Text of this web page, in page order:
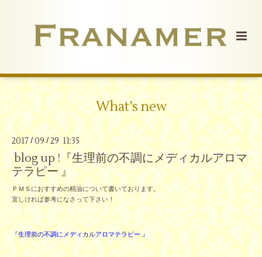
What's new
2017/09 /29 11:35
blog up !『生理前の不調にメディカルアロマ
テラピー 』
ＰＭＳにおすすめの精油について書いております。
宜しければ参考になさって下さい！
『生理前の不調にメディカルアロマテラピー 』